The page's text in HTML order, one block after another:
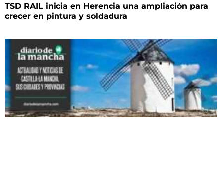
TSD RAIL inicia en Herencia una ampliación para
crecer en pintura y soldadura